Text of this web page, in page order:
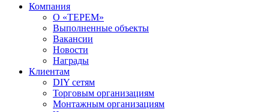
Компания
О «ТЕРЕМ»
Выполненные объекты
Вакансии
Новости
Награды
Клиентам
DIY сетям
Торговым организациям
Монтажным организациям